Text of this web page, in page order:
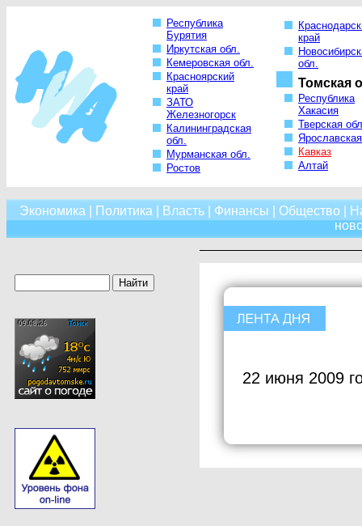
Республика
Бурятия
Иркутская обл.
Кемеровская обл.
Красноярский
край
ЗАТО
Железногорск
Калининградская
обл.
Мурманская обл.
Ростов
край
обл.
Томская
Республика
Хакасия
Тверская
Кавказ
Алтай
Экономика Политика Власть| Финансы Общество
22 июня 2009